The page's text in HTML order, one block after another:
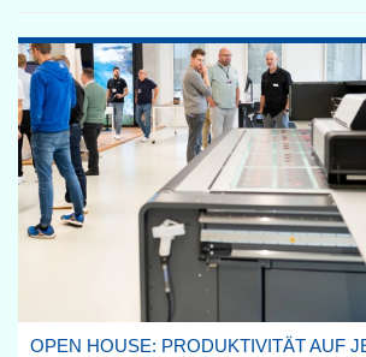
OPEN HOUSE: PRODUKTIVITÄT AUF